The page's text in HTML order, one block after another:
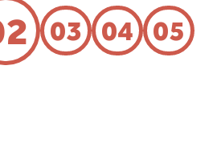
03 04 05